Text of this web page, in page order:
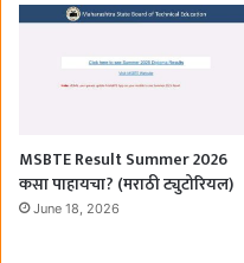
MSBTE Result Summer 2026
कसा पाहायचा? (मराठी ट्युटोरियल)
June 18, 2026